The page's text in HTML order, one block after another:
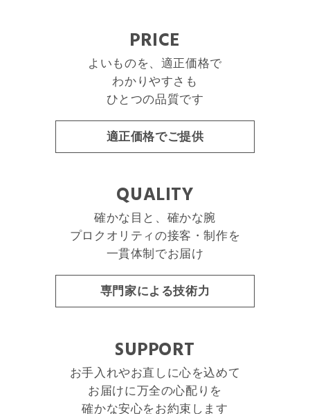
PRICE
よいものを、適正価格で
わかりやすさも
ひとつの品質です
適正価格でご提供
QUALITY
確かな目と、確かな腕
プロクオリティの接客・制作を
一貫体制でお届け
専門家による技術力
SUPPORT
お手入れやお直しに心を込めて
お届けに万全の心配りを
確かな安心をお約束します